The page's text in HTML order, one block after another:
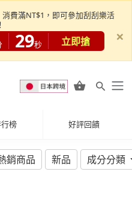
榜 好評回饋
銷商品 新品 成分分類
消費滿NT$1，即可參加刮刮樂活
28秒 立即搶 ×